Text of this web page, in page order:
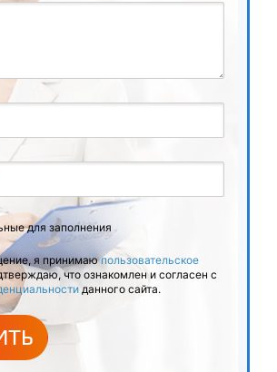
для заполнения
я принимаюпользовательское
что ознакомлен и согласен с
данного сайта.